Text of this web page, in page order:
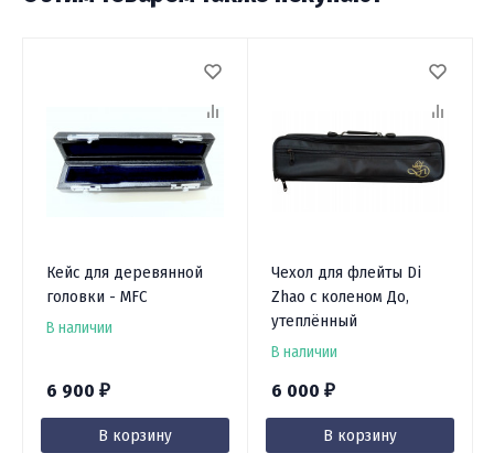
Кейс для деревянной
головки - MFC
В наличии
6 900 ₽
В корзину
Чехол для флейты Di
Zhao с коленом До,
утеплённый
В наличии
6 000 ₽
В корзину